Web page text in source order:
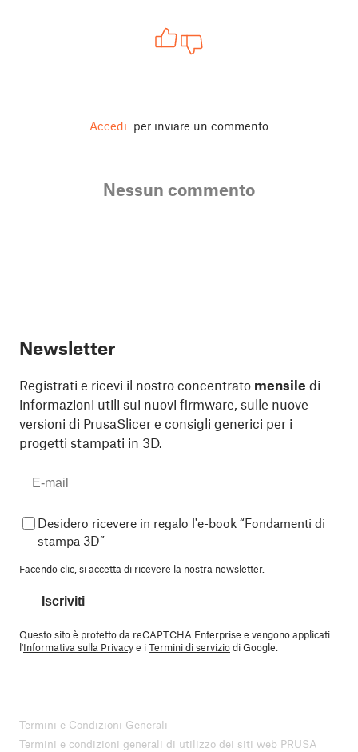
Accedi per inviare un commento
Nessun commento
Newsletter
Registrati e ricevi il nostro concentrato mensile di
informazioni utili sui nuovi firmware, sulle nuove
versioni di PrusaSlicer e consigli generici per i
progetti stampati in 3D.
Desidero ricevere in regalo l'e-book “Fondamenti di
stampa 3D”
Facendo clic, si accetta di ricevere la nostra newsletter.
Iscriviti
Questo sito è protetto da reCAPTCHA Enterprise e vengono applicati
l'Informativa sulla Privacye iTermini di serviziodi Google.
Termini e Condizioni Generali
Termini e condizioni generali di utilizzo dei siti web PRUSA